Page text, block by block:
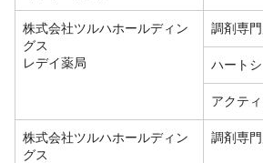
株式会社ツルハホールディン
グス
レデイ薬局
調剤専
ハート
アクテ
株式会社ツルハホールディン
グス
調剤専